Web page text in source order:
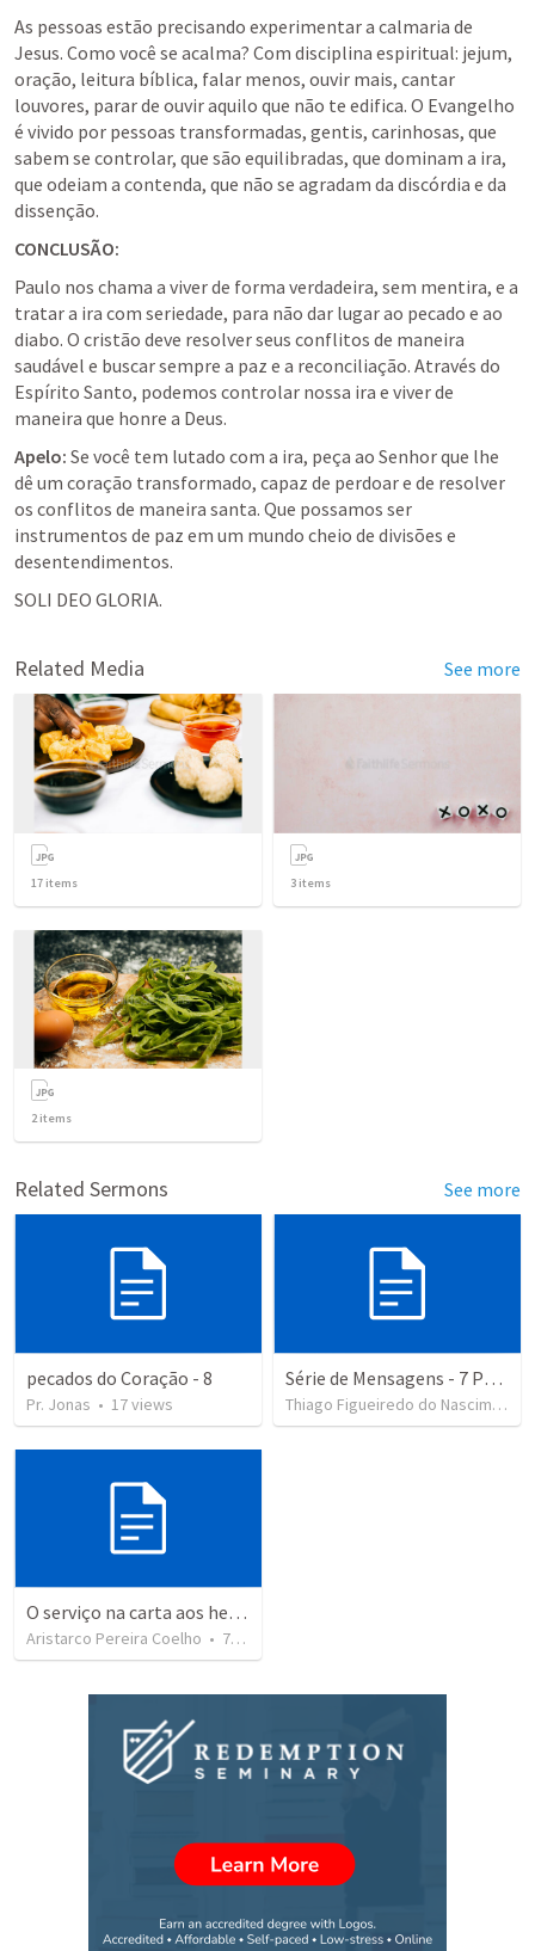
As pessoas estão precisando experimentar a calmaria de
Jesus. Como você se acalma? Com disciplina espiritual: jejum,
oração, leitura bíblica, falar menos, ouvir mais, cantar
louvores, parar de ouvir aquilo que não te edifica. O Evangelho
é vivido por pessoas transformadas, gentis, carinhosas, que
sabem se controlar, que são equilibradas, que dominam a ira,
que odeiam a contenda, que não se agradam da discórdia e da
dissenção.
CONCLUSÃO:
Paulo nos chama a viver de forma verdadeira, sem mentira, e a
tratar a ira com seriedade, para não dar lugar ao pecado e ao
diabo. O cristão deve resolver seus conflitos de maneira
saudável e buscar sempre a paz e a reconciliação. Através do
Espírito Santo, podemos controlar nossa ira e viver de
maneira que honre a Deus.
Apelo: Se você tem lutado com a ira, peça ao Senhor que lhe
dê um coração transformado, capaz de perdoar e de resolver
os conflitos de maneira santa. Que possamos ser
instrumentos de paz em um mundo cheio de divisões e
desentendimentos.
SOLI DEO GLORIA.
Related Media See more
17 items 3 items
2items
Related Sermons See more
pecados do Coração - 8
Pr. Jonas • 17views
Série de Mensagens - 7 Pecados Capitais
Thiago Figueiredo do Nascimento
O serviço na carta aos hebreus
Aristarco Pereira Coelho • 73 views